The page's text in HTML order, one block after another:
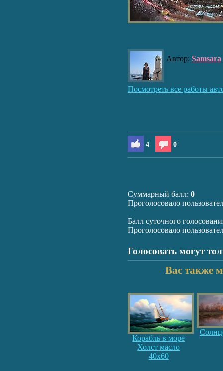
Автор: Samsara
Посмотреть все работы
4 0
Суммарный балл: 0
Проголосовало
Балл суточного
Проголосовало
Голосовать могут
Вас также
Корабль в море
Холст масло
40х60